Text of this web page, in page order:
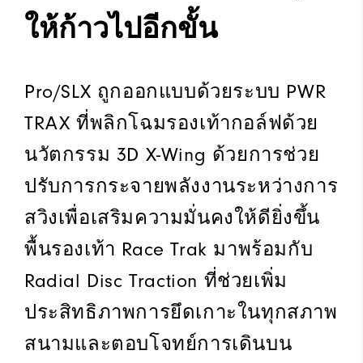
ให้ก้าวไปอีกขั้น
Pro/SLX ถูกออกแบบด้วยระบบ PWR
TRAX ที่พลิกโฉมรองเท้ากอล์ฟด้วย
นวัตกรรม 3D X-Wing ด้วยการช่วย
ปรับการกระจายพลังงานระหว่างการ
สวิงเพื่อเสริมความมั่นคงให้ดียิ่งขึ้น
พื้นรองเท้า Race Trak มาพร้อมกับ
Radial Disc Traction ที่ช่วยเพิ่ม
ประสิทธิภาพการยึดเกาะในทุกสภาพ
สนามและตอบโจทย์การเดินบน